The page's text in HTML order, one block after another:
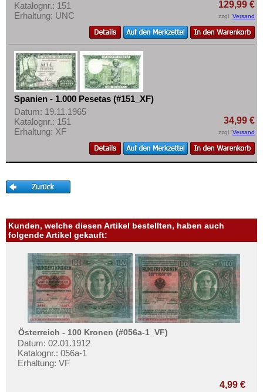
Mehr über...
Zahlungsbedingungen
Privatsphäre und Datenschutz
Widerrufsbelehrung
Liefer- und Versandkosten
AGB
Impressum
Katalognr.: 151
Erhaltung: UNC
129,99 €
zzgl. Versand
Spanien - 1.000 Pesetas (#151_XF)
Datum: 19.11.1965
Katalognr.: 151
Erhaltung: XF
34,99 €
zzgl. Versand
Kunden, welche diesen Artikel bestellten, haben auch
folgende Artikel gekauft:
Österreich - 100 Kronen (#056a-1_VF)
Datum: 02.01.1912
Katalognr.: 056a-1
Erhaltung: VF
4,99 €